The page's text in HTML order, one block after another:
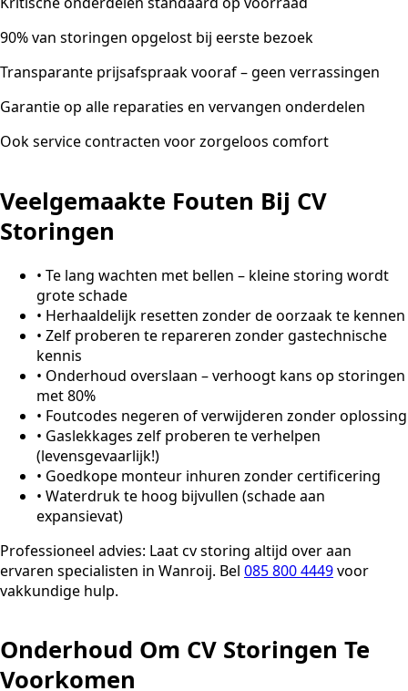
90% van storingen opgelost bij eerste bezoek
Transparante prijsafspraak vooraf – geen verrassingen
Garantie op alle reparaties en vervangen onderdelen
Ook service contracten voor zorgeloos comfort
Veelgemaakte Fouten Bij CV
Storingen
• Te lang wachten met bellen – kleine storing wordt
grote schade
• Herhaaldelijk resetten zonder de oorzaak te kennen
• Zelf proberen te repareren zonder gastechnische
kennis
• Onderhoud overslaan – verhoogt kans op storingen
met 80%
• Foutcodes negeren of verwijderen zonder oplossing
• Gaslekkages zelf proberen te verhelpen
(levensgevaarlijk!)
• Goedkope monteur inhuren zonder certificering
• Waterdruk te hoog bijvullen (schade aan
expansievat)
Professioneel advies: Laat cv storing altijd over aan
ervaren specialisten in Wanroij. Bel 085 800 4449voor
vakkundige hulp.
Onderhoud Om CV Storingen Te
Voorkomen